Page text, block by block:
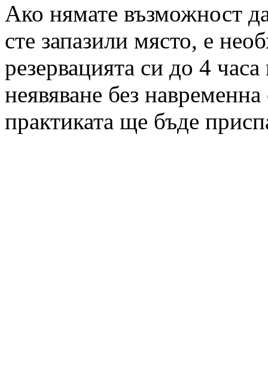
Ако нямате възможност
сте запазили място, е
резервацията си до 4
неявяване без
практиката ще бъде